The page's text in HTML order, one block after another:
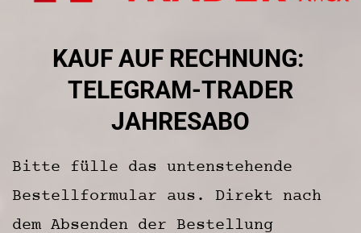
KAUF AUF RECHNUNG:
​TELEGRAM-TRADER
JAHRESABO
Bitte fülle das untenstehende
Bestellformular aus. Direkt nach
dem Absenden der Bestellung